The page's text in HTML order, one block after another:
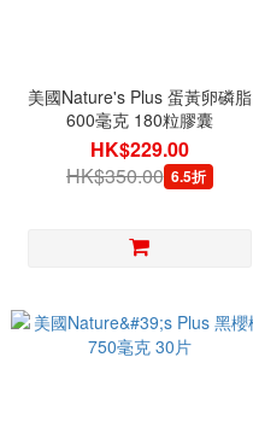
美國Nature's Plus 蛋黃卵磷脂
600毫克 180粒膠囊
HK$229.00
HK$350.00 6.5折